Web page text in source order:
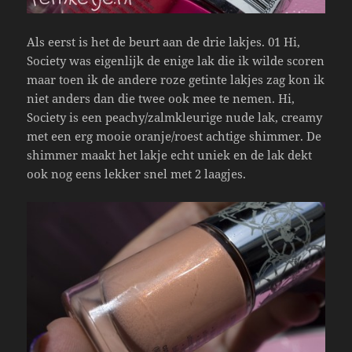
Als eerst is het de beurt aan de drie lakjes. 01 Hi,
Society was eigenlijk de enige lak die ik wilde scoren
maar toen ik de andere roze getinte lakjes zag kon ik
niet anders dan die twee ook mee te nemen. Hi,
Society is een peachy/zalmkleurige nude lak, creamy
met een erg mooie oranje/roest achtige shimmer. De
shimmer maakt het lakje echt uniek en de lak dekt
ook nog eens lekker snel met 2 laagjes.